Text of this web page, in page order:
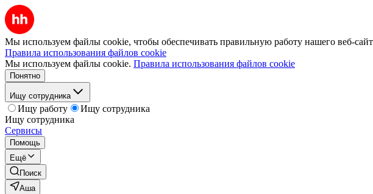
Мы используем файлы cookie, чтобы обеспечивать правильную работу нашего веб-
Правила использования файлов cookie
Мы используем файлы cookie. Правила использования файлов cookie
Понятно
Ищу сотрудника
Ищу работу
Ищу сотрудника
Ищу сотрудника
Сервисы
Помощь
Ещё
Поиск
Аша